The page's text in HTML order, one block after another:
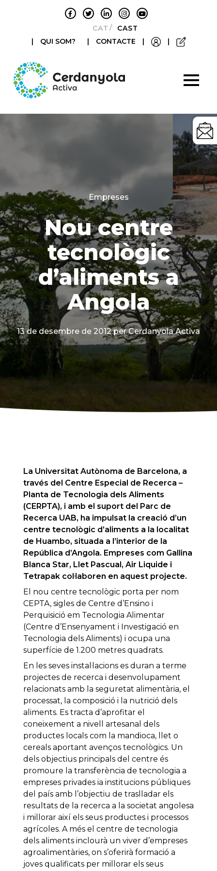
CATALÀCASTELLANO
|
QUI SOM? | CONTACTE | |
Categories
Empreses
Nou centre
tecnològic
d’aliments a
Angola
13 de desembre de 2012 per Cerdanyola Activa
La Universitat Autònoma de Barcelona, a
través del Centre Especial de Recerca –
Planta de Tecnologia dels Aliments
(CERPTA), i amb el suport del Parc de
Recerca UAB, ha impulsat la creació d’un
centre tecnològic d’aliments a la localitat
de Huambo, situada a l’interior de la
República d’Angola. Empreses com Gallina
Blanca Star, Llet Pascual, Air Liquide i
Tetrapak col·laboren en aquest projecte.
El nou centre tecnològic porta per nom
CEPTA, sigles de Centre d’Ensino i
Perquisició em Tecnologia Alimentar
(Centre d’Ensenyament i Investigació en
Tecnologia dels Aliments) i ocupa una
superfície de 1.200 metres quadrats.
En les seves instal·lacions es duran a terme
projectes de recerca i desenvolupament
relacionats amb la seguretat alimentària, el
processat, la composició i la nutrició dels
aliments. Es tracta d’aprofitar el
coneixement a nivell artesanal dels
productes locals com la mandioca, llet o
cereals aportant avenços tecnològics. Un
dels objectius principals del centre és
promoure la transferència de tecnologia a
empreses privades ia institucions públiques
del país amb l’objectiu de traslladar els
resultats de la recerca a la societat angolesa
i millorar així els seus productes i processos
agrícoles. A més el centre de tecnologia
dels aliments inclourà un viver d’empreses
agroalimentàries, on s’oferirà formació a
joves qualificats per millorar els seus